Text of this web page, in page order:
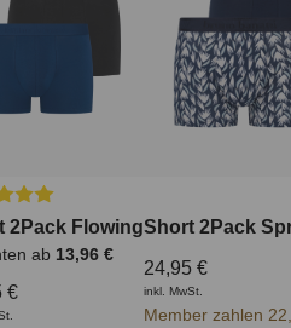
Bewertung von 5
2Pack Flowing
ab 13,96 €
€
Short 2Pack
24,95 €
inkl. MwSt.
Member zahlen